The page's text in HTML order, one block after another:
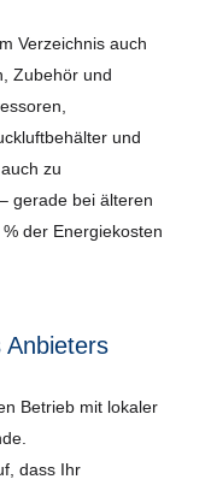
Verzeichnis auch
Zubehör und
und
zu
– gerade bei älteren
der Energiekosten
Anbieters
Betrieb mit lokaler
dass Ihr